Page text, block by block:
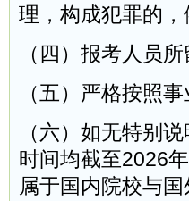
理，构成犯罪的，
（四）报考人员
（五）严格按照
（六）如无特别
时间均截至2026
属于国内院校与